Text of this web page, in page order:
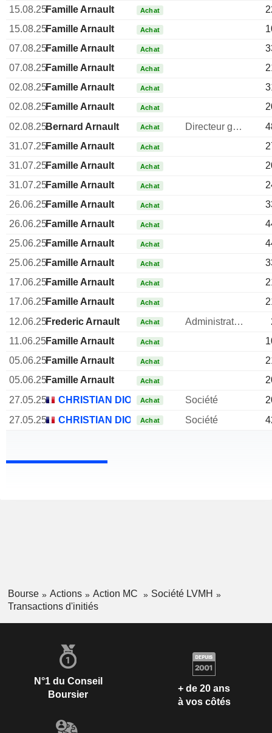
15.08.25Famille Arnault Achat
15.08.25Famille Arnault Achat
07.08.25Famille Arnault Achat
07.08.25Famille Arnault Achat
02.08.25Famille Arnault Achat
02.08.25Famille Arnault Achat
02.08.25Bernard Arnault Achat Directeur general
31.07.25Famille Arnault Achat
31.07.25Famille Arnault Achat
31.07.25Famille Arnault Achat
26.06.25Famille Arnault Achat
26.06.25Famille Arnault Achat
25.06.25Famille Arnault Achat
25.06.25Famille Arnault Achat
17.06.25Famille Arnault Achat
17.06.25Famille Arnault Achat
12.06.25Frederic Arnault Achat Administrateur
11.06.25Famille Arnault Achat
05.06.25Famille Arnault Achat
05.06.25Famille Arnault Achat
27.05.25
CHRISTIAN DIOR SE
Achat Société
27.05.25
CHRISTIAN DIOR SE
Achat Société
Bourse Actions Action MC
Société LVMH
Transactions d'initiés
N°1 du Conseil
Boursier
+ de 20 ans
à vos côtés